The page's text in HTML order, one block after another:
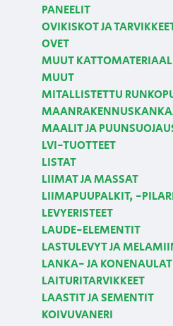
PANEELIT
OVIKISKOT JA
OVET
MUUT
MUUT
MITALLISTETTU
MAALIT JA
LVI-TUOTTEET
LISTAT
LIIMAT JA MASSAT
LIIMAPUUPALKIT, -
LEVYERISTEET
LAUDE-ELEMENTIT
LASTULEVYT JA
LANKA- JA KONENAULAT
LAITURITARVIKKEET
LAASTIT JA SEMENTIT
KOIVUVANERI